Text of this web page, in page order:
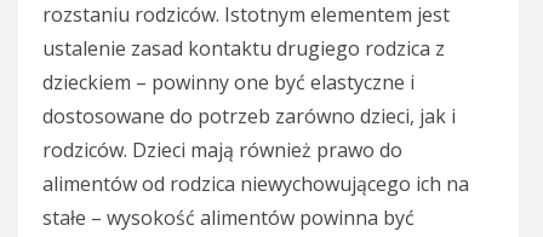
rozstaniu rodziców. Istotnym elementem jest
ustalenie zasad kontaktu drugiego rodzica z
dzieckiem – powinny one być elastyczne i
dostosowane do potrzeb zarówno dzieci, jak i
rodziców. Dzieci mają również prawo do
alimentów od rodzica niewychowującego ich na
stałe – wysokość alimentów powinna być